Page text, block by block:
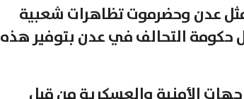
عدن وحضرموت تظاهرات شعبية
حكومة التحالف في عدن بتوفير هذه